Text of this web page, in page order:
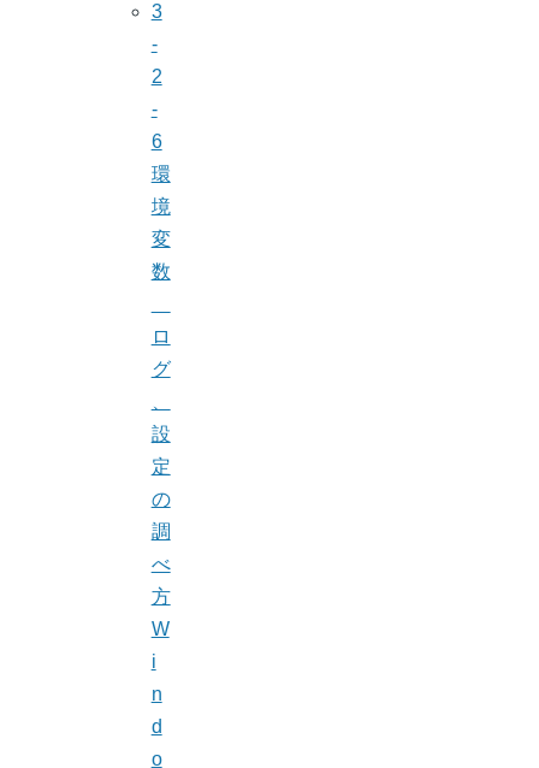
3
-
2
-
6
環
境
変
数
ロ
グ
設
定
の
調
べ
方
W
i
n
d
o